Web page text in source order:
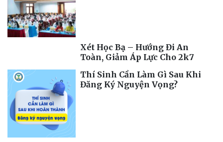
Xét Học Bạ – Hướng Đi An
Toàn, Giảm Áp Lực Cho 2k7
Thí Sinh Cần Làm Gì Sau Khi
Đăng Ký Nguyện Vọng?